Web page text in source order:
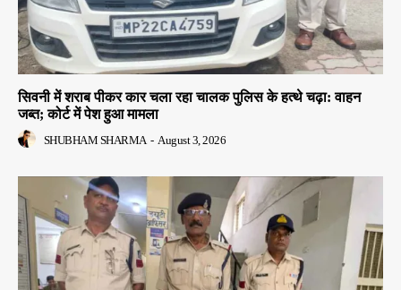
सिवनी में शराब पीकर कार चला रहा चालक पुलिस के हत्थे चढ़ा: वाहन
जब्त; कोर्ट में पेश हुआ मामला
SHUBHAM SHARMA - August 3, 2026